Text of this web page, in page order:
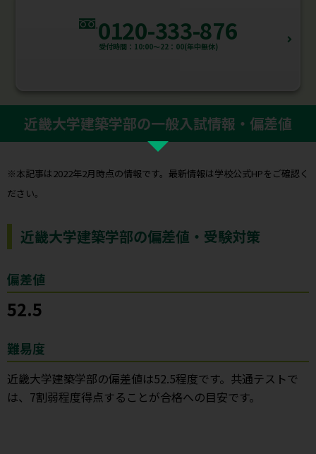
0120-333-876
受付時間：10:00～22：00(年中無休)
近畿大学建築学部の一般入試情報・偏差値
※本記事は2022年2月時点の情報です。最新情報は学校公式HPをご確認く
ださい。
近畿大学建築学部の偏差値・受験対策
偏差値
52.5
難易度
近畿大学建築学部の偏差値は52.5程度です。共通テストで
は、7割弱程度得点することが合格への目安です。